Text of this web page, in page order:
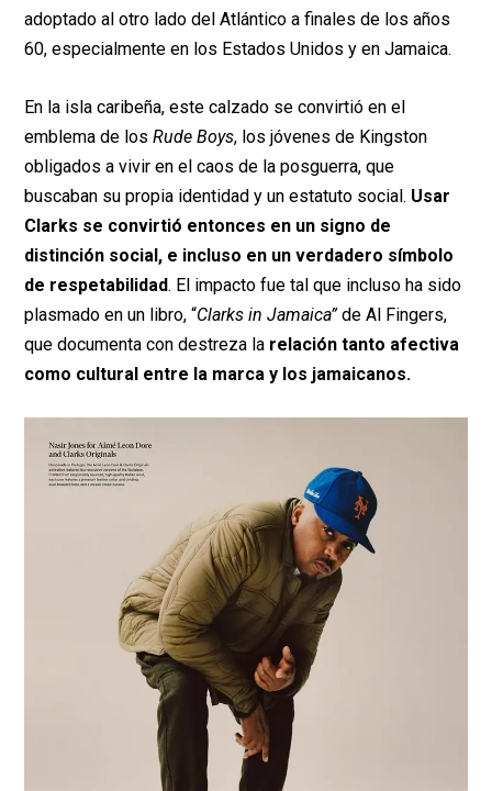
adoptado al otro lado del Atlántico a finales de los años
60, especialmente en los Estados Unidos y en Jamaica.
En la isla caribeña, este calzado se convirtió en el
emblema de losRude Boys, los jóvenes de Kingston
obligados a vivir en el caos de la posguerra, que
buscaban su propia identidad y un estatuto social. Usar
Clarks se convirtió entonces en un signo de
distinción social, e incluso en un verdadero símbolo
de respetabilidad. El impacto fue tal que incluso ha sido
plasmado en un libro, “Clarks in Jamaica”de Al Fingers,
que documenta con destreza la relación tanto afectiva
como cultural entre la marca y los jamaicanos.